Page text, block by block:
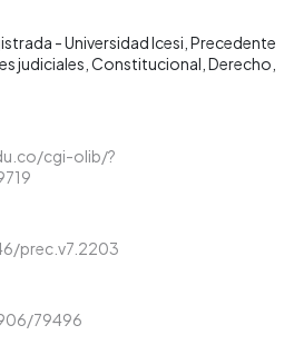
- Universidad Icesi Precedente
judiciales Constitucional Derecho
cgi-olib/?
prec.v7.2203
79496